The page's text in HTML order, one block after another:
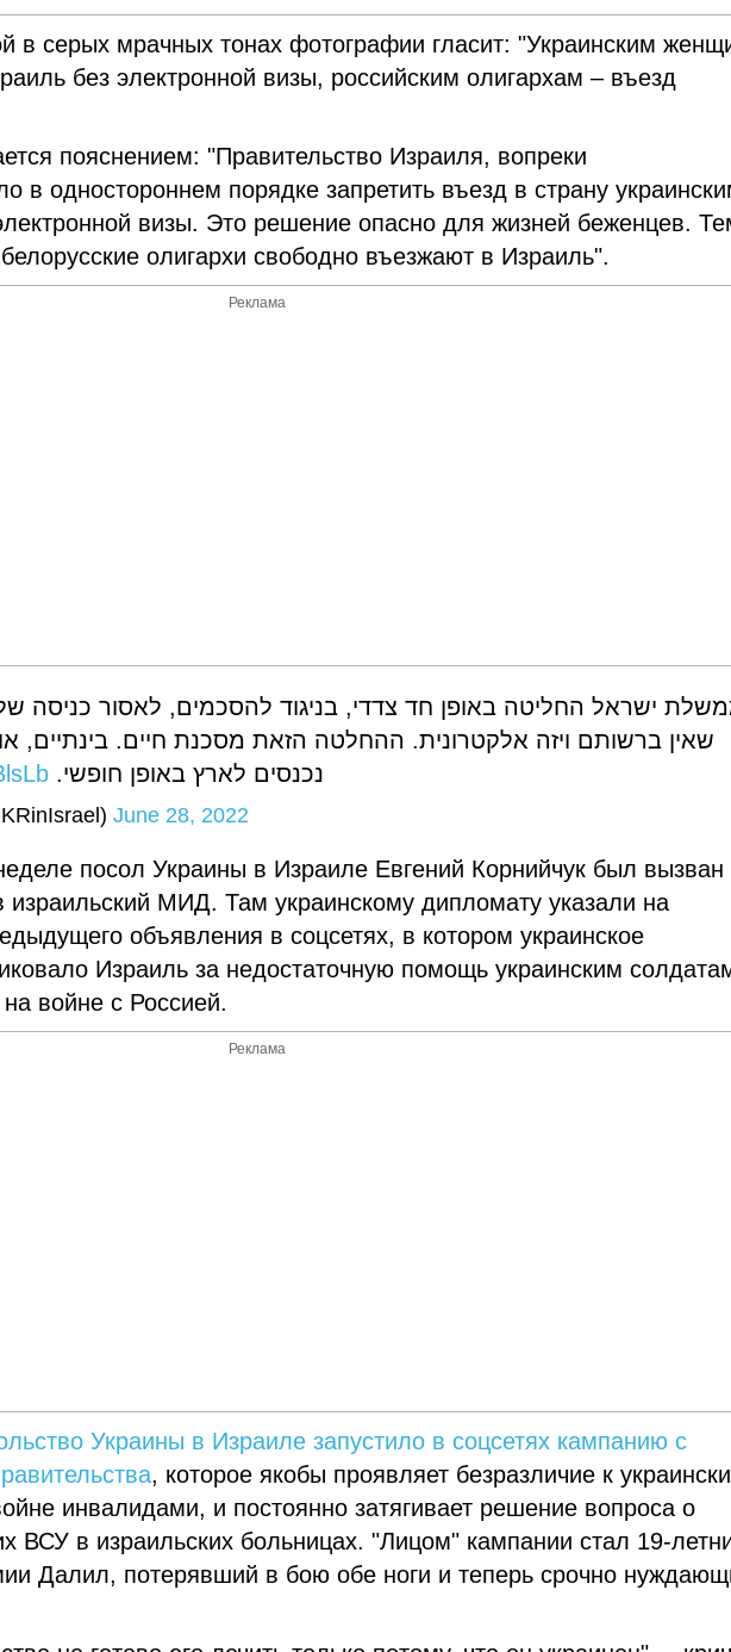
в серых мрачных тонах фотографии гласит: "Украинским
без электронной визы, российским олигархам – въезд
пояснением: "Правительство Израиля, вопреки
в одностороннем порядке запретить въезд в страну
визы. Это решение опасно для жизней беженцев.
олигархи свободно въезжают в Израиль".
Реклама
ישראל החליטה באופן חד צדדי, בניגוד להסכמים, לאסור כניסה של
שאין ברשותם ויזה אלקטרונית. ההחלטה הזאת מסכנת חיים. בינתיים,
נכנסים לארץ באופן חופשי.
June 28, 2022
посол Украины в Израиле Евгений Корнийчук был вызван
израильский МИД. Там украинскому дипломату указали на
объявления в соцсетях, в котором украинское
Израиль за недостаточную помощь украинским
войне с Россией.
Реклама
Украины в Израиле запустило в соцсетях кампанию с
, которое якобы проявляет безразличие к
инвалидами, и постоянно затягивает решение вопроса о
ВСУ в израильских больницах. "Лицом" кампании стал 19-
Далил, потерявший в бою обе ноги и теперь срочно